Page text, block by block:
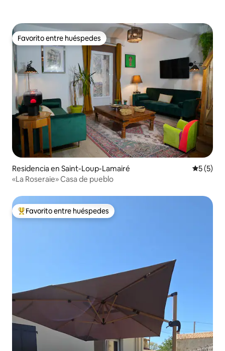
Favorito entre huéspedes
Favorito entre huéspedes
Residencia en Saint-Loup-Lamairé
5 (5)
«La Roseraie» Casa de pueblo
De los mejores en Favorito entre huéspedes
Favorito entre huéspedes